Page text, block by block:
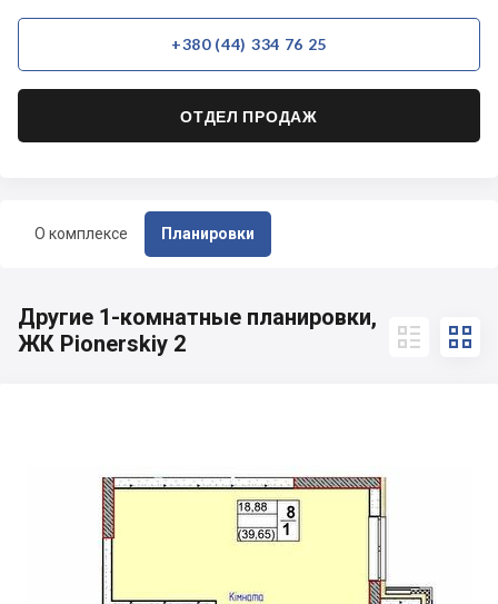
О комплексе Планировки
+380 (44) 334 76 25
ОТДЕЛ ПРОДАЖ
Другие 1-комнатные планировки,
ЖК Pionerskiy 2
 